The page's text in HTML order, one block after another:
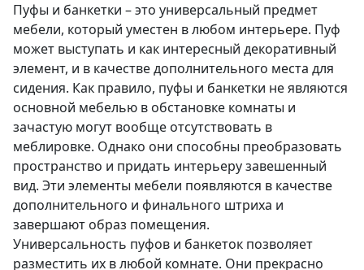
Пуфы и банкетки – это универсальный предмет
мебели, который уместен в любом интерьере. Пуф
может выступать и как интересный декоративный
элемент, и в качестве дополнительного места для
сидения. Как правило, пуфы и банкетки не являются
основной мебелью в обстановке комнаты и
зачастую могут вообще отсутствовать в
меблировке. Однако они способны преобразовать
пространство и придать интерьеру завешенный
вид. Эти элементы мебели появляются в качестве
дополнительного и финального штриха и
завершают образ помещения.
Универсальность пуфов и банкеток позволяет
разместить их в любой комнате. Они прекрасно